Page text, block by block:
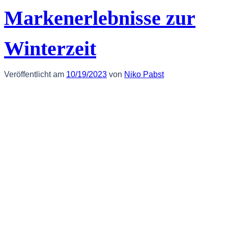
Markenerlebnisse zur
Winterzeit
Veröffentlicht am 10/19/2023 von Niko Pabst